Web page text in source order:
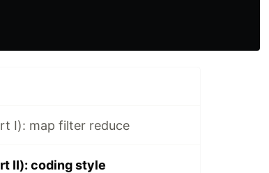
I): map filter reduce
II): coding style